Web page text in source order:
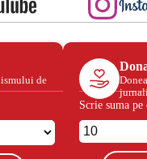
de
Scrie suma pe